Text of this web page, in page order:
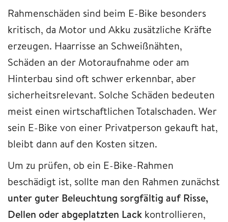
Rahmenschäden sind beim E-Bike besonders
kritisch, da Motor und Akku zusätzliche Kräfte
erzeugen. Haarrisse an Schweißnähten,
Schäden an der Motoraufnahme oder am
Hinterbau sind oft schwer erkennbar, aber
sicherheitsrelevant. Solche Schäden bedeuten
meist einen wirtschaftlichen Totalschaden. Wer
sein E-Bike von einer Privatperson gekauft hat,
bleibt dann auf den Kosten sitzen.
Um zu prüfen, ob ein E-Bike-Rahmen
beschädigt ist, sollte man den Rahmen zunächst
unter guter Beleuchtung sorgfältig auf Risse,
Dellen oder abgeplatzten Lack kontrollieren,